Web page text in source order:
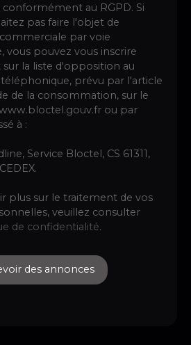
au RGPD. Si
pas faire l'objet de
par voie
vous pouvez vous inscrire
la liste d'opposition au
prévu par l'article
de la consommation, sur le
ou par
à :
Service Bloctel, CS 61311,
plus sur le traitement de vos
veuillez consulter
de confidentialité.
des annonces